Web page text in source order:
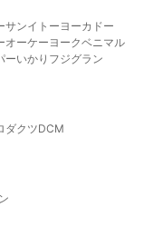
サンイトーヨーカドー
オーケー ヨークベニマル
ーいかり フジグラン
ダクツDCM